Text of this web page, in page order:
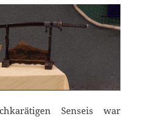
Senseis war